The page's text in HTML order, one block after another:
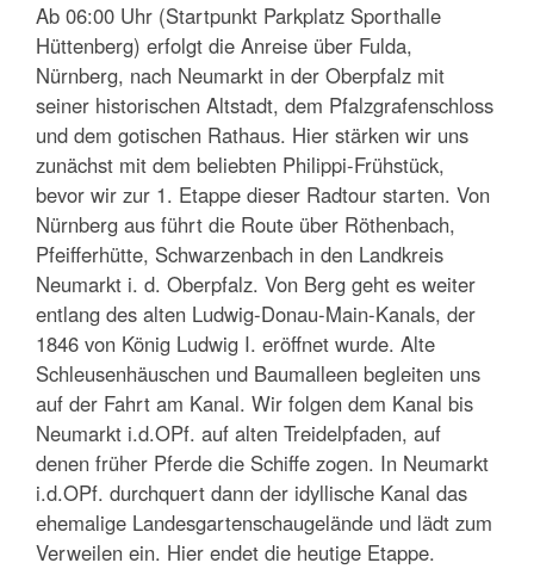
Ab 06:00 Uhr (Startpunkt Parkplatz Sporthalle
Hüttenberg) erfolgt die Anreise über Fulda,
Nürnberg, nach Neumarkt in der Oberpfalz mit
seiner historischen Altstadt, dem Pfalzgrafenschloss
und dem gotischen Rathaus. Hier stärken wir uns
zunächst mit dem beliebten Philippi-Frühstück,
bevor wir zur 1. Etappe dieser Radtour starten. Von
Nürnberg aus führt die Route über Röthenbach,
Pfeifferhütte, Schwarzenbach in den Landkreis
Neumarkt i. d. Oberpfalz. Von Berg geht es weiter
entlang des alten Ludwig-Donau-Main-Kanals, der
1846 von König Ludwig I. eröffnet wurde. Alte
Schleusenhäuschen und Baumalleen begleiten uns
auf der Fahrt am Kanal. Wir folgen dem Kanal bis
Neumarkt i.d.OPf. auf alten Treidelpfaden, auf
denen früher Pferde die Schiffe zogen. In Neumarkt
i.d.OPf. durchquert dann der idyllische Kanal das
ehemalige Landesgartenschaugelände und lädt zum
Verweilen ein. Hier endet die heutige Etappe.